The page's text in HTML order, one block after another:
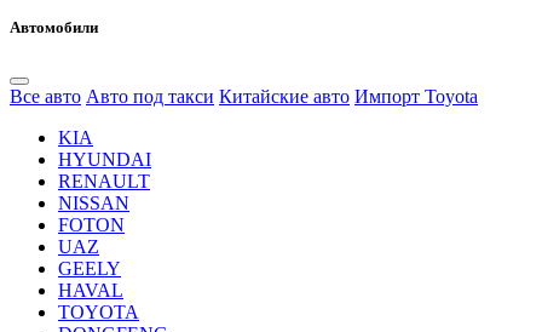
Автомобили
Все авто Авто под такси Китайские авто Импорт Toyota
KIA
HYUNDAI
RENAULT
NISSAN
FOTON
UAZ
GEELY
HAVAL
TOYOTA